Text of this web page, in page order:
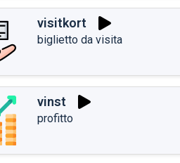
visitkort
biglietto da visita
vinst
profitto